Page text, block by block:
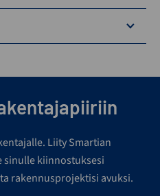
Liity Smartian
kiinnostuksesi
rakennusprojektisi avuksi.